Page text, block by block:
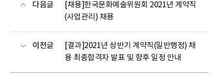
다음글
[채용]한국문화예술위원회 2021년 계약직
(사업관리) 채용
이전글
[결과]2021년 상반기 계약직(일반행정) 채
용 최종합격자 발표 및 향후 일정 안내